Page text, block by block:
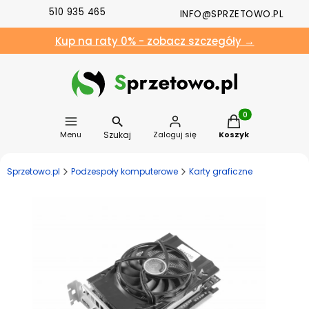
510 935 465 INFO@SPRZETOWO.PL
Kup na raty 0% - zobacz szczegóły →
Menu Szukaj Zaloguj się
Produkty w
Koszyk
Sprzetowo.pl Podzespoły komputerowe Karty graficzne